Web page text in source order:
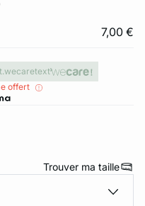
7,00 €
offert
Trouver ma taille